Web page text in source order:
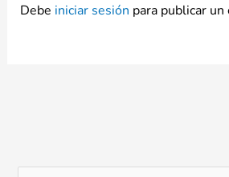
Debe iniciar sesión para publicar